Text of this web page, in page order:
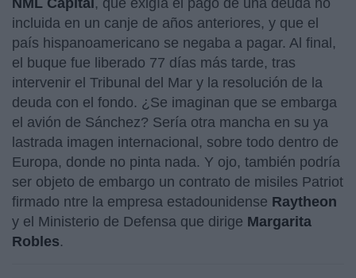
incluida en un canje de años anteriores, y que el
país hispanoamericano se negaba a pagar. Al final,
el buque fue liberado 77 días más tarde, tras
intervenir el Tribunal del Mar y la resolución de la
deuda con el fondo. ¿Se imaginan que se embarga
el avión de Sánchez? Sería otra mancha en su ya
lastrada imagen internacional, sobre todo dentro de
Europa, donde no pinta nada. Y ojo, también podría
ser objeto de embargo un contrato de misiles Patriot
firmado ntre la empresa estadounidense Raytheon
y el Ministerio de Defensa que dirige Margarita
Robles.